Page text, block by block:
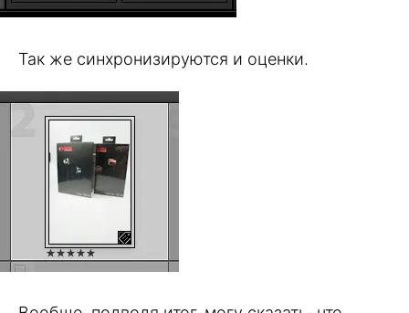
Так же синхронизируются и оценки.